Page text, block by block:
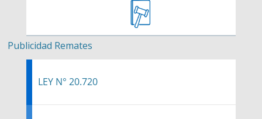
Publicidad Remates
LEY N° 20.720